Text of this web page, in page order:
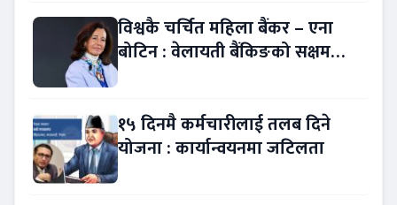
विश्वकै चर्चित महिला बैंकर – एना
बोटिन : वेलायती बैंकिङको सक्षम
१५ दिनमै कर्मचारीलाई तलब दिने
योजना : कार्यान्वयनमा जटिलता